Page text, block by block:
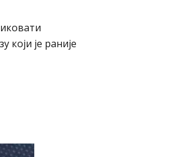
је раније